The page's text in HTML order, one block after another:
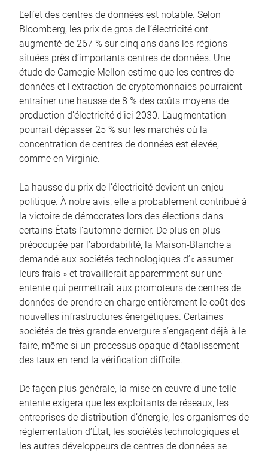
L’effet des centres de données est notable. Selon
Bloomberg, les prix de gros de l’électricité ont
augmenté de 267 % sur cinq ans dans les régions
situées près d’importants centres de données. Une
étude de Carnegie Mellon estime que les centres de
données et l’extraction de cryptomonnaies pourraient
entraîner une hausse de 8 % des coûts moyens de
production d’électricité d’ici 2030. L’augmentation
pourrait dépasser 25 % sur les marchés où la
concentration de centres de données est élevée,
comme en Virginie.
La hausse du prix de l’électricité devient un enjeu
politique. À notre avis, elle a probablement contribué à
la victoire de démocrates lors des élections dans
certains États l’automne dernier. De plus en plus
préoccupée par l’abordabilité, la Maison-Blanche a
demandé aux sociétés technologiques d’« assumer
leurs frais » et travaillerait apparemment sur une
entente qui permettrait aux promoteurs de centres de
données de prendre en charge entièrement le coût des
nouvelles infrastructures énergétiques. Certaines
sociétés de très grande envergure s’engagent déjà à le
faire, même si un processus opaque d’établissement
des taux en rend la vérification difficile.
De façon plus générale, la mise en œuvre d’une telle
entente exigera que les exploitants de réseaux, les
entreprises de distribution d’énergie, les organismes de
réglementation d’État, les sociétés technologiques et
les autres développeurs de centres de données se